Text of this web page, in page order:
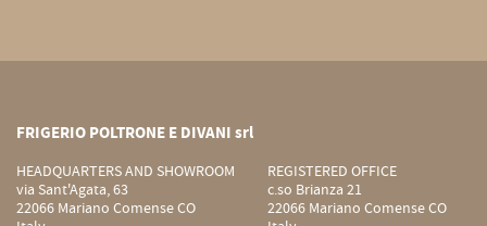
FRIGERIO POLTRONE E DIVANI srl
HEADQUARTERS AND SHOWROOM
via Sant'Agata, 63
22066 Mariano Comense CO
REGISTERED OFFICE
c.so Brianza 21
22066 Mariano Comense CO